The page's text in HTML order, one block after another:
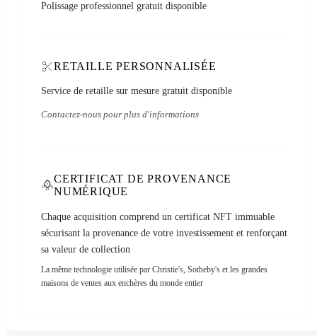
Polissage professionnel gratuit disponible
RETAILLE PERSONNALISÉE
Service de retaille sur mesure gratuit disponible
Contactez-nous pour plus d'informations
CERTIFICAT DE PROVENANCE
NUMÉRIQUE
Chaque acquisition comprend un certificat NFT immuable
sécurisant la provenance de votre investissement et renforçant
sa valeur de collection
La même technologie utilisée par Christie's, Sotheby's et les grandes
maisons de ventes aux enchères du monde entier